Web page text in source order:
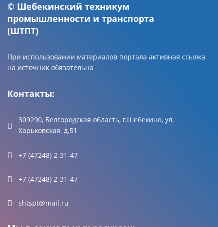
© Шебекинский техникум
промышленности и транспорта
(ШТПТ)
При использовании материалов портала активная ссылка
на источник обязательна
Контакты:
309290, Белгородская область, г.Шебекино, ул.
Харьковская, д.51
+7 (47248) 2-31-47
+7 (47248) 2-31-47
shtspt@mail.ru